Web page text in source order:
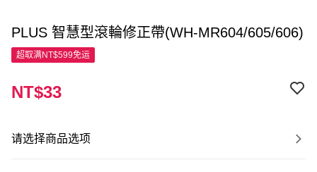
PLUS 智慧型滾輪修正帶(WH-MR604/605/606)
超取满NT$599免运
NT$33
请选择商品选项